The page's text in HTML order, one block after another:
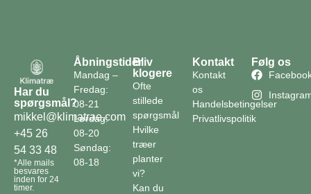
Har du
spørgsmål?
mikkel@klimatrae.com
+45 26
54 33 48
*Alle mails
besvares
inden for 24
timer.
Åbningstider
Mandag –
Fredag:
08-21
Lørdag:
08-20
Søndag:
08-18
Bliv
klogere
Ofte
stillede
spørgsmål
Hvilke
træer
planter
vi?
Kan du
Kontakt
Kontakt
os
Handelsbetingelser
Privatlivspolitik
Følg os